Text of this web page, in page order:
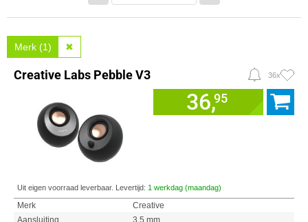
Merk (1) ✖
Creative Labs Pebble V3 36x
36,95
Uit eigen voorraad leverbaar. Levertijd: 1 werkdag (maandag)
Merk
Creative
Aansluiting
3.5 mm